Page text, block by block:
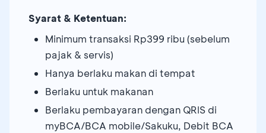
Syarat & Ketentuan:
Minimum transaksi Rp399 ribu (sebelum
pajak & servis)
Hanya berlaku makan di tempat
Berlaku untuk makanan
Berlaku pembayaran dengan QRIS di
myBCA/BCA mobile/Sakuku, Debit BCA